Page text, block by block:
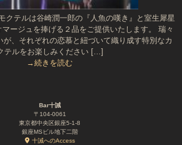
クテルは谷崎潤一郎の『人魚の嘆き』と室生犀星
ージュを捧げる２品をご提供いたします。 瑞々
が、それぞれの恋慕と紐づいて織り成す特別なカ
テルをお楽しみください […]
→続きを読む
Bar十誡
〒104-0061
東京都中央区銀座5-1-8
銀座MSビル地下二階
十誡へのAccess